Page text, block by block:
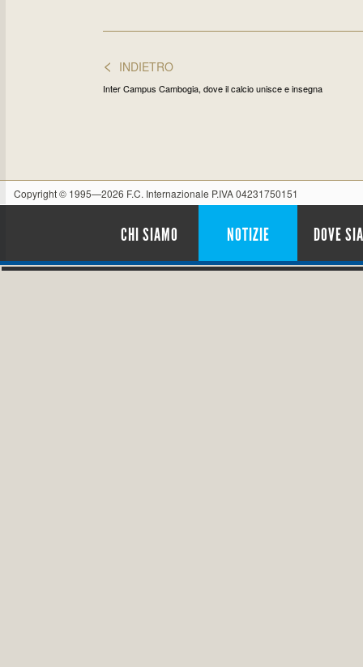
< INDIETRO
Inter Campus Cambogia, dove il calcio unisce e insegna
Copyright © 1995—2026 F.C. Internazionale P.IVA 04231750151
CHI SIAMO NOTIZIE DOVE